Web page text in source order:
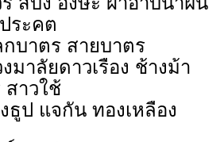
ระคต
บาตร สายบาตร
มาลัยดาวเรือง ช้างม้า
าวใช้
ธูป แจกัน ทองเหลือง